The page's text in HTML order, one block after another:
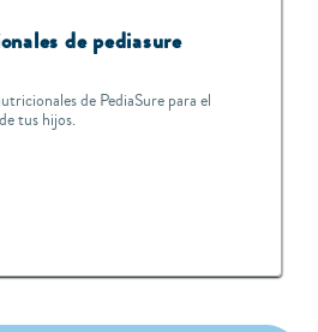
de pediasure
de PediaSure para el
tus hijos.